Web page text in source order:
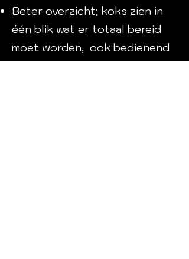
Beter overzicht; koks zien in
één blik wat er totaal bereid
moet worden, ook bedienend